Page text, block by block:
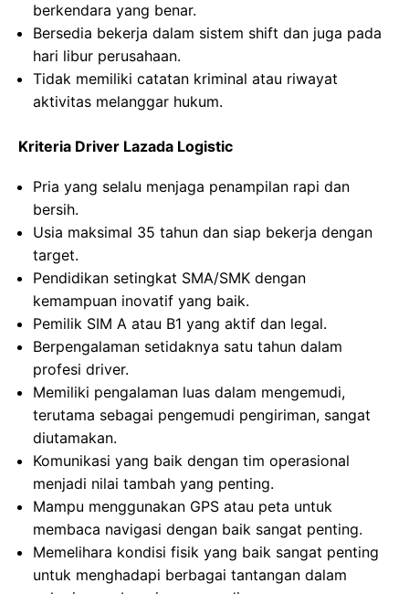
berkendara yang benar.
Bersedia bekerja dalam sistem shift dan juga pada
hari libur perusahaan.
Tidak memiliki catatan kriminal atau riwayat
aktivitas melanggar hukum.
Kriteria Driver Lazada Logistic
Pria yang selalu menjaga penampilan rapi dan
bersih.
Usia maksimal 35 tahun dan siap bekerja dengan
target.
Pendidikan setingkat SMA/SMK dengan
kemampuan inovatif yang baik.
Pemilik SIM A atau B1 yang aktif dan legal.
Berpengalaman setidaknya satu tahun dalam
profesi driver.
Memiliki pengalaman luas dalam mengemudi,
terutama sebagai pengemudi pengiriman, sangat
diutamakan.
Komunikasi yang baik dengan tim operasional
menjadi nilai tambah yang penting.
Mampu menggunakan GPS atau peta untuk
membaca navigasi dengan baik sangat penting.
Memelihara kondisi fisik yang baik sangat penting
untuk menghadapi berbagai tantangan dalam